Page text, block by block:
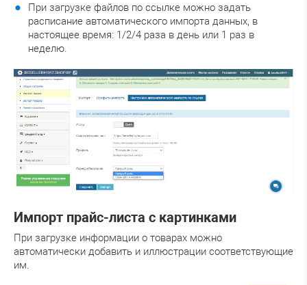
При загрузке файлов по ссылке можно задать
расписание автоматического импорта данных, в
настоящее время: 1/2/4 раза в день или 1 раз в
неделю.
Импорт прайс-листа с картинками
При загрузке информации о товарах можно
автоматически добавить и иллюстрации соответствующие
им.